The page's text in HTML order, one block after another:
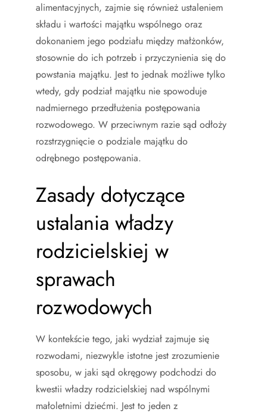
alimentacyjnych, zajmie się również ustaleniem
składu i wartości majątku wspólnego oraz
dokonaniem jego podziału między małżonków,
stosownie do ich potrzeb i przyczynienia się do
powstania majątku. Jest to jednak możliwe tylko
wtedy, gdy podział majątku nie spowoduje
nadmiernego przedłużenia postępowania
rozwodowego. W przeciwnym razie sąd odłoży
rozstrzygnięcie o podziale majątku do
odrębnego postępowania.
Zasady dotyczące
ustalania władzy
rodzicielskiej w
sprawach
rozwodowych
W kontekście tego, jaki wydział zajmuje się
rozwodami, niezwykle istotne jest zrozumienie
sposobu, w jaki sąd okręgowy podchodzi do
kwestii władzy rodzicielskiej nad wspólnymi
małoletnimi dziećmi. Jest to jeden z